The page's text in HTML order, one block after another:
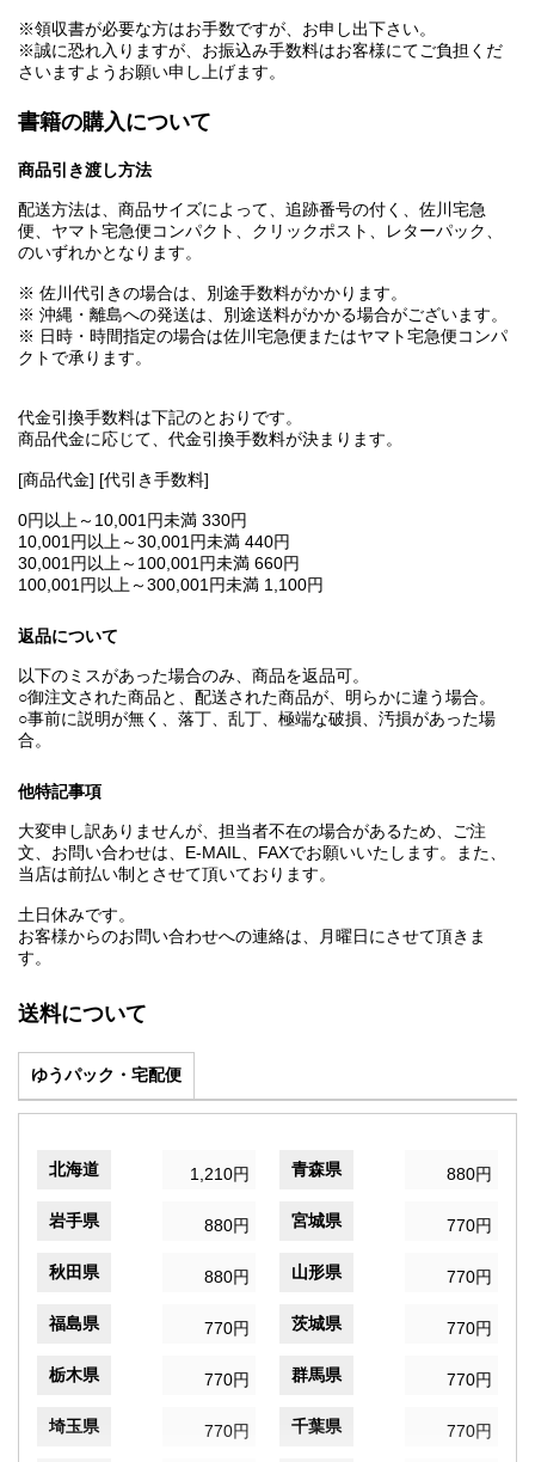
※領収書が必要な方はお手数ですが、お申し出下さい。
※誠に恐れ入りますが、お振込み手数料はお客様にてご負担くだ
さいますようお願い申し上げます。
書籍の購入について
商品引き渡し方法
配送方法は、商品サイズによって、追跡番号の付く、佐川宅急
便、ヤマト宅急便コンパクト、クリックポスト、レターパック、
のいずれかとなります。
※ 佐川代引きの場合は、別途手数料がかかります。
※ 沖縄・離島への発送は、別途送料がかかる場合がございます。
※ 日時・時間指定の場合は佐川宅急便またはヤマト宅急便コンパ
クトで承ります。
代金引換手数料は下記のとおりです。
商品代金に応じて、代金引換手数料が決まります。
[商品代金] [代引き手数料]
0円以上～10,001円未満 330円
10,001円以上～30,001円未満 440円
30,001円以上～100,001円未満 660円
100,001円以上～300,001円未満 1,100円
返品について
以下のミスがあった場合のみ、商品を返品可。
○御注文された商品と、配送された商品が、明らかに違う場合。
○事前に説明が無く、落丁、乱丁、極端な破損、汚損があった場
合。
他特記事項
大変申し訳ありませんが、担当者不在の場合があるため、ご注
文、お問い合わせは、E‐MAIL、FAXでお願いいたします。また、
当店は前払い制とさせて頂いております。
土日休みです。
お客様からのお問い合わせへの連絡は、月曜日にさせて頂きま
す。
送料について
ゆうパック・宅配便
北海道 1,210円 青森県 880円
岩手県 880円 宮城県 770円
秋田県 880円 山形県 770円
福島県 770円 茨城県 770円
栃木県 770円 群馬県 770円
埼玉県 770円 千葉県 770円